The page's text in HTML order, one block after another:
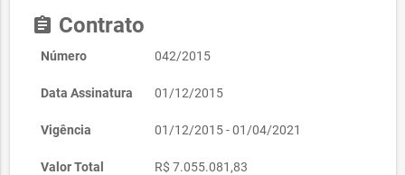
assignment Contrato
Número 042/2015
Data Assinatura 01/12/2015
Vigência 01/12/2015 - 01/04/2021
Valor Total R$ 7.055.081,83